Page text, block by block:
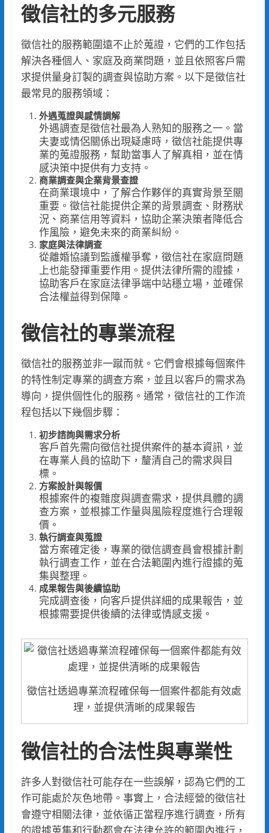
徵信社的多元服務
徵信社的服務範圍遠不止於蒐證，它們的工作包括
解決各種個人、家庭及商業問題，並且依照客戶需
求提供量身訂製的調查與協助方案。以下是徵信社
最常見的服務領域：
外遇蒐證與感情調解
外遇調查是徵信社最為人熟知的服務之一。當
夫妻或情侶關係出現疑慮時，徵信社能提供專
業的蒐證服務，幫助當事人了解真相，並在情
感決策中提供有力支持。
商業調查與企業背景查證
在商業環境中，了解合作夥伴的真實背景至關
重要。徵信社能提供企業的背景調查、財務狀
況、商業信用等資料，協助企業決策者降低合
作風險，避免未來的商業糾紛。
家庭與法律調查
從離婚協議到監護權爭奪，徵信社在家庭問題
上也能發揮重要作用。提供法律所需的證據，
協助客戶在家庭法律爭端中站穩立場，並確保
合法權益得到保障。
徵信社的專業流程
徵信社的服務並非一蹴而就。它們會根據每個案件
的特性制定專業的調查方案，並且以客戶的需求為
導向，提供個性化的服務。通常，徵信社的工作流
程包括以下幾個步驟：
初步諮詢與需求分析
客戶首先需向徵信社提供案件的基本資訊，並
在專業人員的協助下，釐清自己的需求與目
標。
方案設計與報價
根據案件的複雜度與調查需求，提供具體的調
查方案，並根據工作量與風險程度進行合理報
價。
執行調查與蒐證
當方案確定後，專業的徵信調查員會根據計劃
執行調查工作，並在合法範圍內進行證據的蒐
集與整理。
成果報告與後續協助
完成調查後，向客戶提供詳細的成果報告，並
根據需要提供後續的法律或情感支援。
徵信社透過專業流程確保每一個案件都能有效處
理，並提供清晰的成果報告
徵信社的合法性與專業性
許多人對徵信社可能存在一些誤解，認為它們的工
作可能處於灰色地帶。事實上，合法經營的徵信社
會遵守相關法律，並依循正當程序進行調查，所有
的證據蒐集和行動都會在法律允許的範圍內進行，